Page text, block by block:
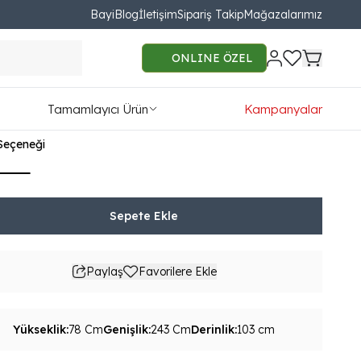
BayiBlogİletişimSipariş TakipMağazalarımız
ONLINE ÖZEL
Tamamlayıcı Ürün Kampanyalar
başlayan taksit seçenekleri
Sepete Ekle
Paylaş Favorilere Ekle
Yükseklik:78 CmGenişlik:243 CmDerinlik:103 cm